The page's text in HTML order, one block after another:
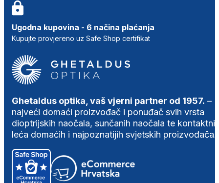
Ugodna kupovina - 6 načina plaćanja
Kupujte provjereno uz Safe Shop certifikat
Ghetaldus optika, vaš vjerni partner od 1957. –
najveći domaći proizvođač i ponuđač svih vrsta
dioptrijskih naočala, sunčanih naočala te
leća domaćih i najpoznatijih svjetskih proizvođača.